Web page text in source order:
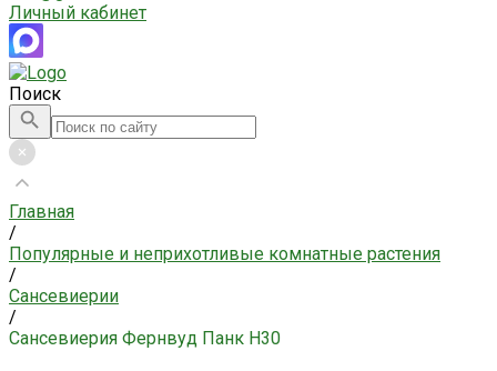
Личный кабинет
Поиск
Главная
/
Популярные и неприхотливые комнатные растения
/
Сансевиерии
/
Сансевиерия Фернвуд Панк H30